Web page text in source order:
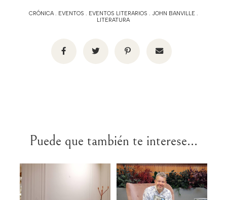
CRÓNICA. EVENTOS EVENTOS LITERARIOS JOHN BANVILLE
LITERATURA
Puede que también te interese...